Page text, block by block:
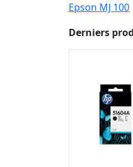
Epson MJ 100
Derniers